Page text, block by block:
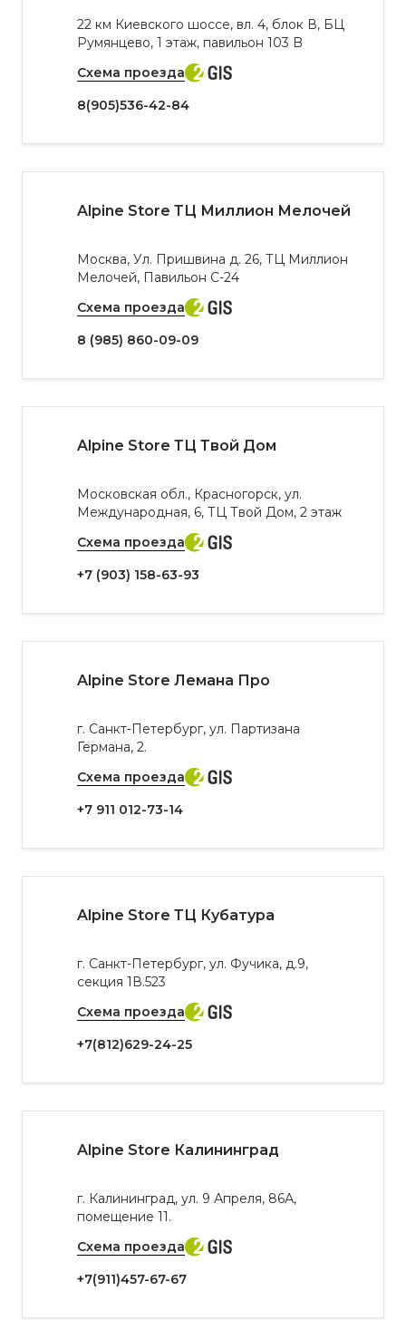
​22 км Киевского шоссе, вл. 4, блок В, БЦ
Румянцево,​ 1 этаж, павильон 103 B
Схема проезда
8(905)536-42-84
Alpine Store ТЦ Миллион Мелочей
Москва, Ул. Пришвина д. 26, ТЦ Миллион
Мелочей, Павильон С-24
Схема проезда
8 (985) 860-09-09
Alpine Store ТЦ Твой Дом
Московская обл., Красногорск, ул.
Международная, 6, ТЦ Твой Дом, 2 этаж
Схема проезда
+7 (903) 158-63-93
Alpine Store Лемана Про
г. Санкт-Петербург, ул. Партизана
Германа, 2.
Схема проезда
+7 911 012-73-14
Alpine Store ТЦ Кубатура
г. Санкт-Петербург, ул. Фучика, д.9,
секция 1В.523
Схема проезда
+7(812)629-24-25
Alpine Store Калининград
г. Калининград, ул. 9 Апреля, 86А,
помещение 11.
Схема проезда
+7(911)457-67-67